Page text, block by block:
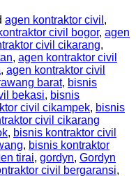
agen kontraktor civil ,
civil bogor, agen
civil cikarang,
, agen kontraktor civil
, agen kontraktor civil
barat, bisnis
bekasi, bisnis
civil cikampek, bisnis
civil cikarang
, bisnis kontraktor civil
, bisnis kontraktor
tirai, gordyn, Gordyn
civil bergaransi,